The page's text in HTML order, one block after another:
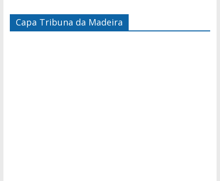
Capa Tribuna da Madeira